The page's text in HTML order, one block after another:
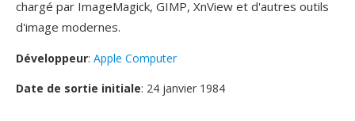
chargé par ImageMagick, GIMP, XnView et d'autres outils
d'image modernes.
Développeur: Apple Computer
Date de sortie initiale: 24 janvier 1984